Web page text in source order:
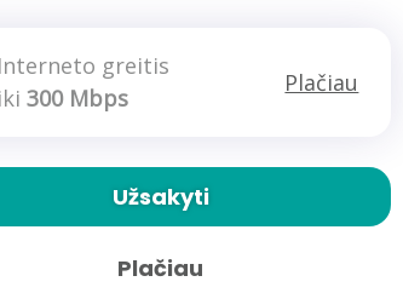
Interneto greitis
iki 300 Mbps
Plačiau
Užsakyti
Plačiau